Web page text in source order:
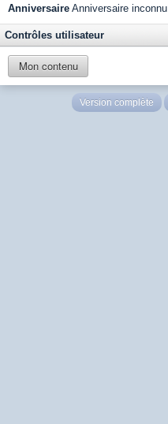
Anniversaire Anniversaire inconnu
Contrôles utilisateur
Mon contenu
Version complète